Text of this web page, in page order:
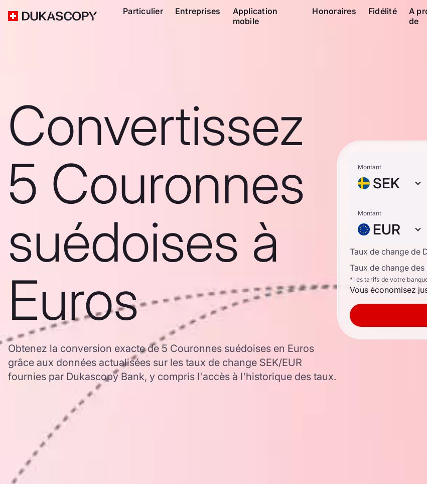
Particulier Entreprises
Application
mobile
Honoraires Fidélité
A
de
Convertissez
5 Couronnes
suédoises à
Euros
Obtenez la conversion exacte de 5 Couronnes suédoises en Euros
grâce aux données actualisées sur les taux de change SEK/EUR
fournies par Dukascopy Bank, y compris l'accès à l'historique des taux.
Montant
SEK
Montant
EUR
Taux de change de
Taux de change
* les tarifs de votre
Vous économisez